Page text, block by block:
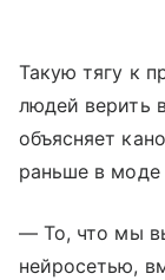
Такую тягу к
людей верить
объясняет
раньше в моде
— То, что мы
нейросетью,